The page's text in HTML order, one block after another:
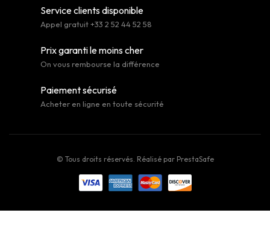
Service clients disponible
Appel gratuit +33 2 52 44 52 58
Prix garanti le moins cher
On vous rembourse la différence
Paiement sécurisé
Acheter en ligne en toute sécurité
© Tous droits réservés. Réalisé par PrestaSafe